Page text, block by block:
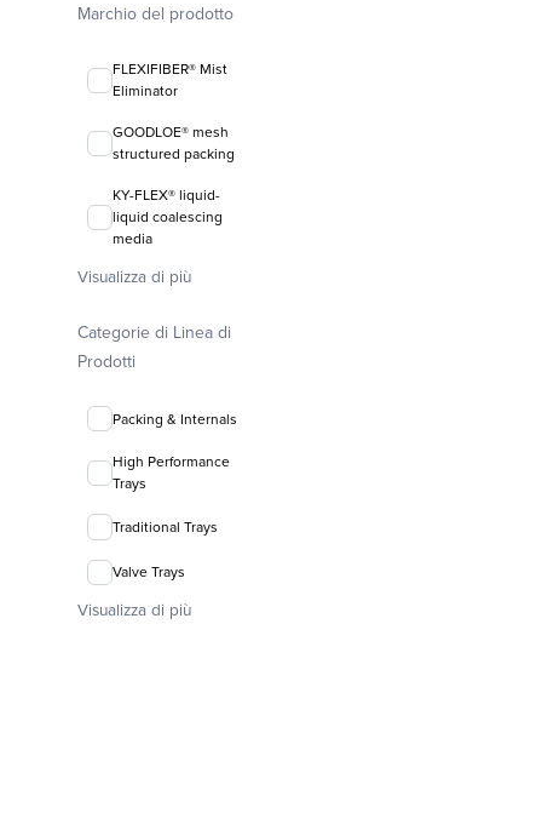
Marchio del prodotto
FLEXIFIBER® Mist
Eliminator
GOODLOE® mesh
structured packing
KY-FLEX® liquid-
liquid coalescing
media
FLEXIRING®
Visualizza di più
Categorie di Linea di
Prodotti
Packing & Internals
High Performance
Trays
Traditional Trays
Valve Trays
Visualizza di più